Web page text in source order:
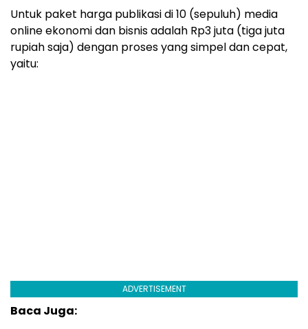
Untuk paket harga publikasi di 10 (sepuluh) media
online ekonomi dan bisnis adalah Rp3 juta (tiga juta
rupiah saja) dengan proses yang simpel dan cepat,
yaitu:
ADVERTISEMENT
Baca Juga: